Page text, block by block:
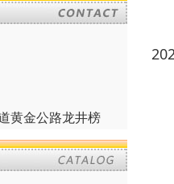
黄金公路龙井榜